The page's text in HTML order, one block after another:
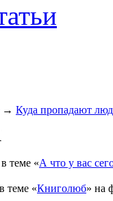
→ Куда пропадают
теме «А что у вас
теме «Книголюб» на